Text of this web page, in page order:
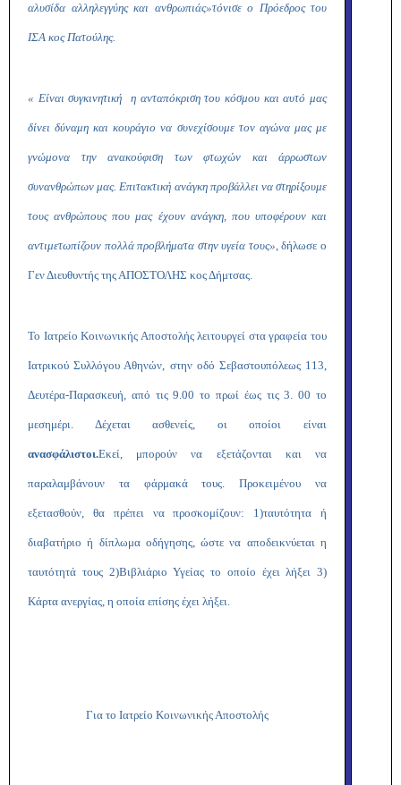
αλυσίδα αλληλεγγύης και ανθρωπιάς»τόνισε ο Πρόεδρος του
ΙΣΑ κος Πατούλης.
« Είναι συγκινητική η ανταπόκριση του κόσμου και αυτό μας
δίνει δύναμη και κουράγιο να συνεχίσουμε τον αγώνα μας με
γνώμονα την ανακούφιση των φτωχών και άρρωστων
συνανθρώπων μας. Επιτακτική ανάγκη προβάλλει να στηρίξουμε
τους ανθρώπους που μας έχουν ανάγκη, που υποφέρουν και
αντιμετωπίζουν πολλά προβλήματα στην υγεία τους», δήλωσε ο
Γεν Διευθυντής της ΑΠΟΣΤΟΛΗΣ κος Δήμτσας.
Το Ιατρείο Κοινωνικής Αποστολής λειτουργεί στα γραφεία του
Ιατρικού Συλλόγου Αθηνών, στην οδό Σεβαστουπόλεως 113,
Δευτέρα-Παρασκευή, από τις 9.00 το πρωί έως τις 3. 00 το
μεσημέρι. Δέχεται ασθενείς, οι οποίοι είναι
ανασφάλιστοι.Εκεί, μπορούν να εξετάζονται και να
παραλαμβάνουν τα φάρμακά τους. Προκειμένου να
εξετασθούν, θα πρέπει να προσκομίζουν: 1)ταυτότητα ή
διαβατήριο ή δίπλωμα οδήγησης, ώστε να αποδεικνύεται η
ταυτότητά τους 2)Βιβλιάριο Υγείας το οποίο έχει λήξει 3)
Κάρτα ανεργίας, η οποία επίσης έχει λήξει.
Για το Ιατρείο Κοινωνικής Αποστολής